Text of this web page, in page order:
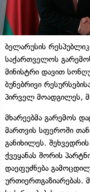
ბელარუსის
საქართველოს
მინისტრი დავით
ბუნებრივი
პირველ მოადგილეს,
მხარეებმა გარემოს
მართვის სფეროში
განიხილეს.
ქვეყანას შორის
დაეფუძნება
ურთიერთგაზიარებას.